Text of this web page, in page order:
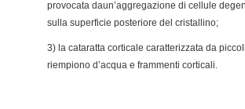
provocata daun’aggregazione di cellule
sulla superficie posteriore del cristallino;
3) la cataratta corticale caratterizzata da
riempiono d’acqua e frammenti corticali.